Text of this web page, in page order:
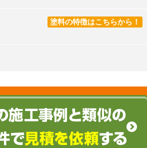
塗料の特徴はこちらから！